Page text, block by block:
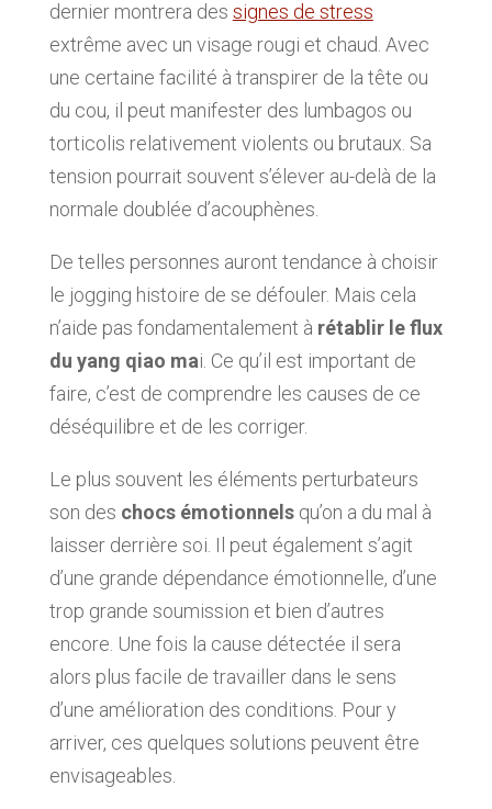
dernier montrera des signes de stress
extrême avec un visage rougi et chaud. Avec
une certaine facilité à transpirer de la tête ou
du cou, il peut manifester des lumbagos ou
torticolis relativement violents ou brutaux. Sa
tension pourrait souvent s’élever au-delà de la
normale doublée d’acouphènes.
De telles personnes auront tendance à choisir
le jogging histoire de se défouler. Mais cela
n’aide pas fondamentalement à rétablir le flux
du yang qiao mai. Ce qu’il est important de
faire, c’est de comprendre les causes de ce
déséquilibre et de les corriger.
Le plus souvent les éléments perturbateurs
son des chocs émotionnelsqu’on a du mal à
laisser derrière soi. Il peut également s’agit
d’une grande dépendance émotionnelle, d’une
trop grande soumission et bien d’autres
encore. Une fois la cause détectée il sera
alors plus facile de travailler dans le sens
d’une amélioration des conditions. Pour y
arriver, ces quelques solutions peuvent être
envisageables.